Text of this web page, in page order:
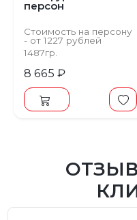
персон
Стоимость на персону
- от 1227 рублей
1487гр.
8 665 ₽